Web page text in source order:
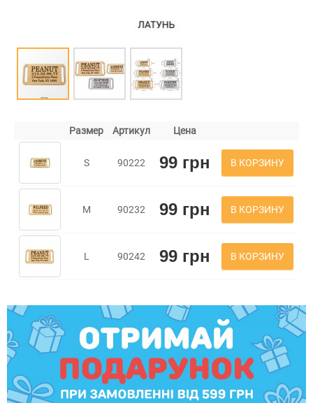
Размер Артикул Цена
S 90222 99 грн В КОРЗИНУ
M 90232 99 грн В КОРЗИНУ
L 90242 99 грн В КОРЗИНУ